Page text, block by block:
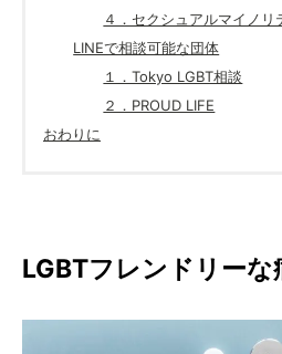
４．セクシュアルマイノリ
LINEで相談可能な団体
１．Tokyo LGBT相談
２．PROUD LIFE
おわりに
LGBTフレンドリーな